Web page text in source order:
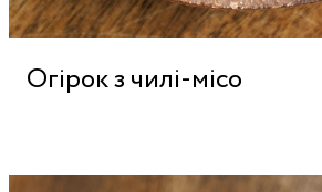
Огірок з чилі-місо